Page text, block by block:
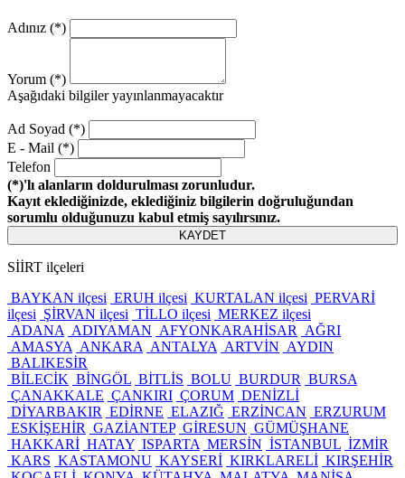
Adınız (*)
Yorum (*)
Aşağıdaki bilgiler yayınlanmayacaktır
Ad Soyad (*)
E - Mail (*)
Telefon
(*)'lı alanların doldurulması zorunludur.
Kayıt eklediğinizde, eklediğiniz bilgilerin doğruluğundan
sorumlu olduğunuzu kabul etmiş sayılırsınız.
KAYDET
SİİRT ilçeleri
BAYKAN ilçesi ERUH ilçesi KURTALAN ilçesi PERVARİ
ilçesi ŞİRVAN ilçesi TİLLO ilçesi MERKEZ ilçesi
ADANA ADIYAMAN AFYONKARAHİSAR
AĞRI
AMASYA ANKARA ANTALYA ARTVİN AYDIN
BALIKESİR
BİLECİK BİNGÖL BİTLİS BOLU BURDUR BURSA
ÇANAKKALE ÇANKIRI ÇORUM DENİZLİ
DİYARBAKIR EDİRNE ELAZIĞ ERZİNCAN ERZURUM
ESKİŞEHİR GAZİANTEP GİRESUN GÜMÜŞHANE
HAKKARİ HATAY ISPARTA MERSİN İSTANBUL İZMİR
KARS KASTAMONU KAYSERİ KIRKLARELİ KIRŞEHİR